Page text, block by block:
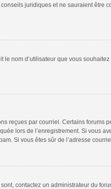
juridiques et ne sauraient être
nom d’utilisateur que vous
reçues par courriel. Certains forums
lors de l’enregistrement. Si vous
Si vous êtes sûr de l’adresse
contactez un administrateur du